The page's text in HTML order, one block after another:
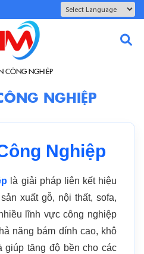
CÔNG NGHIỆP
NGHIỆP
Nghiệp
là giải pháp liên kết hiệu
xuất gỗ, nội thất, sofa,
lĩnh vực công nghiệp
năng bám dính cao, khô
giúp tăng độ bền cho các